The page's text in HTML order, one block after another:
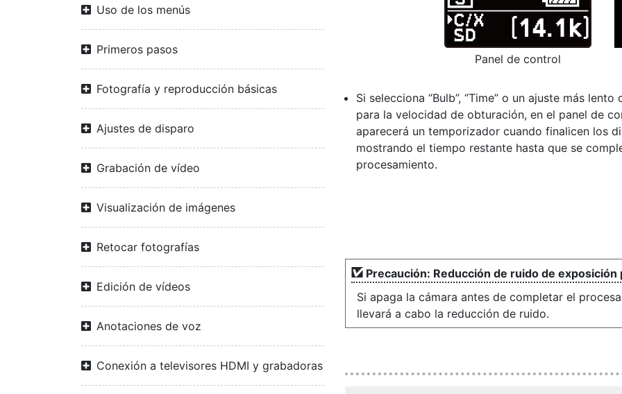
Uso de los menús
Primeros pasos
Fotografía y reproducción básicas
Ajustes de disparo
Grabación de vídeo
Visualización de imágenes
Retocar fotografías
Edición de vídeos
Anotaciones de voz
Conexión a televisores HDMI y grabadoras
Panel de control
Si selecciona “Bulb”, “Time” o un ajuste más lento
para la velocidad de obturación, en el panel de
aparecerá un temporizador cuando finalicen los
mostrando el tiempo restante hasta que se
procesamiento.
Precaución: Reducción de ruido de exposición
Si apaga la cámara antes de completar el
llevará a cabo la reducción de ruido.